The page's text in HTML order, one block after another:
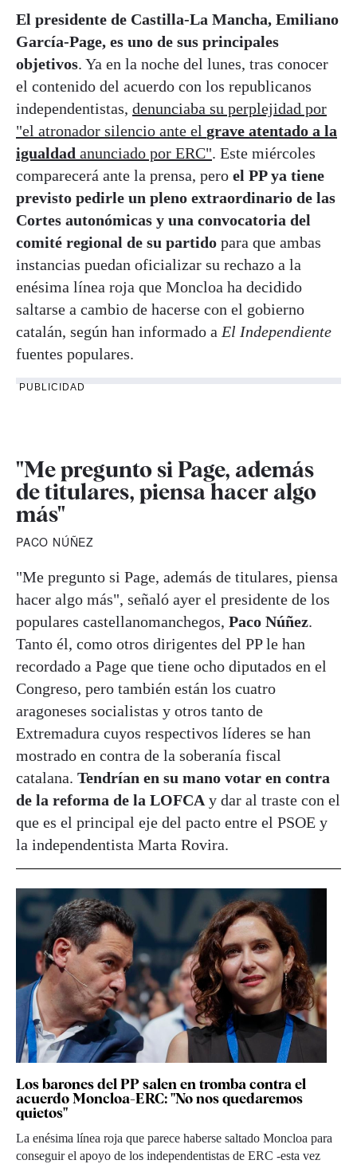
El presidente de Castilla-La Mancha, Emiliano
García-Page, es uno de sus principales
objetivos. Ya en la noche del lunes, tras conocer
el contenido del acuerdo con los republicanos
independentistas, denunciaba su perplejidad por
"el atronador silencio ante el grave atentado a la
igualdad anunciado por ERC". Este miércoles
comparecerá ante la prensa, pero el PP ya tiene
previsto pedirle un pleno extraordinario de las
Cortes autonómicas y una convocatoria del
comité regional de su partido para que ambas
instancias puedan oficializar su rechazo a la
enésima línea roja que Moncloa ha decidido
saltarse a cambio de hacerse con el gobierno
catalán, según han informado a El Independiente
fuentes populares.
PUBLICIDAD
"Me pregunto si Page, además
de titulares, piensa hacer algo
más"
PACO NÚÑEZ
"Me pregunto si Page, además de titulares, piensa
hacer algo más", señaló ayer el presidente de los
populares castellanomanchegos, Paco Núñez.
Tanto él, como otros dirigentes del PP le han
recordado a Page que tiene ocho diputados en el
Congreso, pero también están los cuatro
aragoneses socialistas y otros tanto de
Extremadura cuyos respectivos líderes se han
mostrado en contra de la soberanía fiscal
catalana. Tendrían en su mano votar en contra
de la reforma de la LOFCA y dar al traste con el
que es el principal eje del pacto entre el PSOE y
la independentista Marta Rovira.
Los barones del PP salen en tromba contra el
acuerdo Moncloa-ERC: "No nos quedaremos
quietos"
La enésima línea roja que parece haberse saltado Moncloa para
conseguir el apoyo de los independentistas de ERC -esta vez